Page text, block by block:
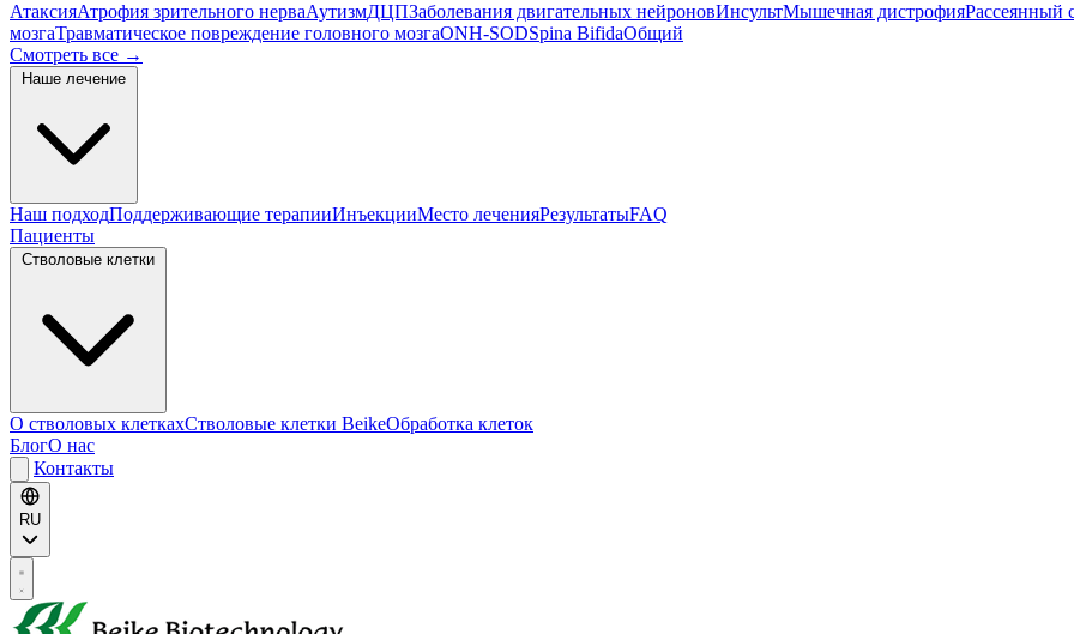
АтаксияАтрофия зрительного нерваАутизмДЦПЗаболевания двигательных нейроновИнсультМышечная дистрофияРассеянный
мозгаТравматическое повреждение головного мозгаONH-SODSpina BifidaОбщий
Смотреть все →
Наш подходПоддерживающие терапииИнъекцииМесто леченияРезультатыFAQ
Пациенты
О стволовых клеткахСтволовые клетки BeikeОбработка клеток
БлогО нас
Контакты
RU